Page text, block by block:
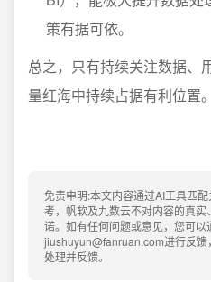
策有据可依。
总之，只有持续关注数据、
量红海中持续占据有利位置。
免责申明:本文内容通过AI工具匹
考，帆软及九数云不对内容的真
诺。如有任何问题或意见，您可以
jiushuyun@fanruan.com进行反
处理并反馈。